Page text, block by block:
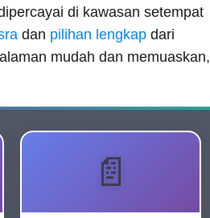
di kawasan setempat
dan pilihan lengkap dari
mudah dan memuaskan,